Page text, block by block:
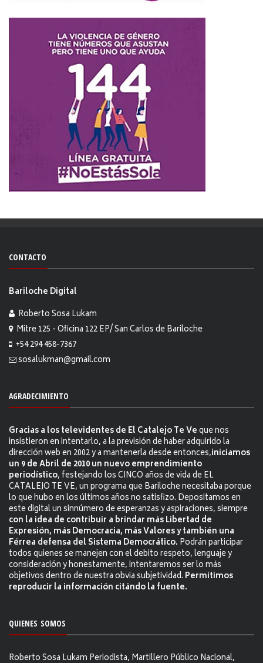
CONTACTO
Bariloche Digital
Roberto Sosa Lukam
Mitre 125 - Oficina 122 EP/ San Carlos de Bariloche
+54 294 458-7367
sosalukman@gmail.com
AGRADECIMIENTO
Gracias a los televidentes de El Catalejo Te Veque nos
insistieron en intentarlo, a la previsión de haber adquirido la
dirección web en 2002 y a mantenerla desde entonces,iniciamos
un 9 de Abril de 2010 un nuevo emprendimiento
periodístico, festejando los CINCO años de vida de EL
CATALEJO TE VE, un programa que Bariloche necesitaba porque
lo que hubo en los últimos años no satisfizo. Depositamos en
este digital un sinnúmero de esperanzas y aspiraciones, siempre
con la idea de contribuir a brindar más Libertad de
Expresión, más Democracia, más Valores y también una
Férrea defensa del Sistema Democrático. Podrán participar
todos quienes se manejen con el debito respeto, lenguaje y
consideración y honestamente, intentaremos ser lo más
objetivos dentro de nuestra obvia subjetividad. Permitimos
reproducir la información citándo la fuente.
QUIENES SOMOS
Roberto Sosa Lukam Periodista, Martillero Público Nacional,